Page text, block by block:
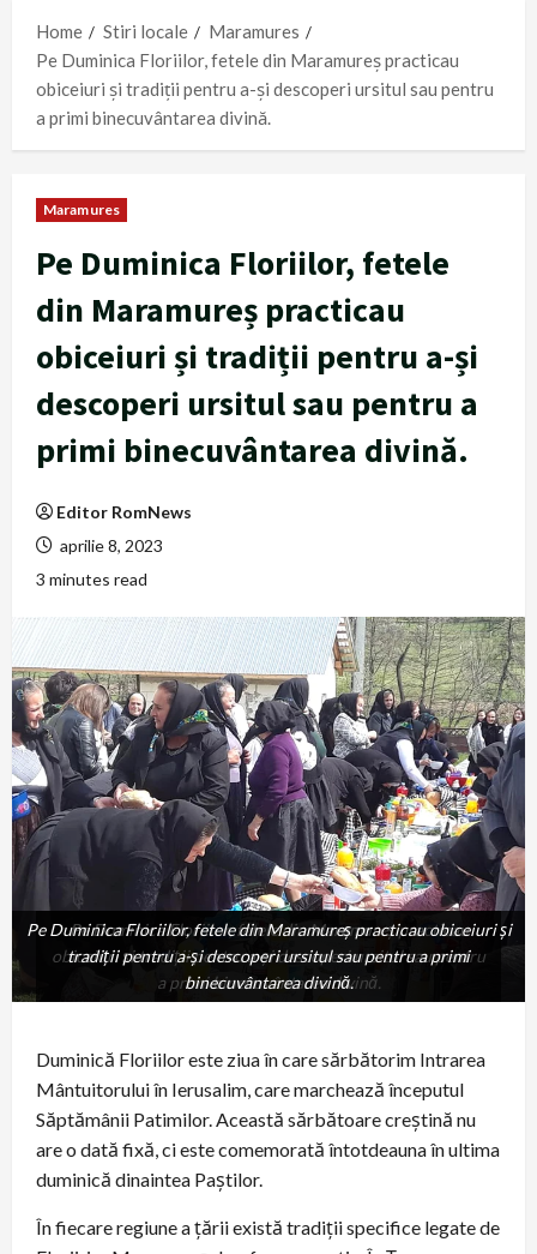
Home
Stiri locale
Maramures
Pe Duminica Floriilor, fetele din Maramureș practicau
obiceiuri și tradiții pentru a-și descoperi ursitul sau pentru
a primi binecuvântarea divină.
Maramures
Pe Duminica Floriilor, fetele
din Maramureș practicau
obiceiuri și tradiții pentru a-și
descoperi ursitul sau pentru a
primi binecuvântarea divină.
Editor RomNews
aprilie 8, 2023
3 minutes read
Pe Duminica Floriilor, fetele din Maramureș practicau
obiceiuri și tradiții pentru a-și descoperi ursitul sau pentru
a primi binecuvântarea divină.
Pe Duminica Floriilor, fetele din Maramureș practicau obiceiuri și
tradiții pentru a-și descoperi ursitul sau pentru a primi
binecuvântarea divină.
Duminică Floriilor este ziua în care sărbătorim Intrarea
Mântuitorului în Ierusalim, care marchează începutul
Săptămânii Patimilor. Această sărbătoare creștină nu
are o dată fixă, ci este comemorată întotdeauna în ultima
duminică dinaintea Paștilor.
În fiecare regiune a țării există tradiții specifice legate de